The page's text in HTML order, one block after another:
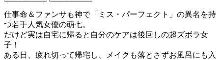
仕事命＆ファンサも神で「ミス・パーフェクト」の異名を持
つ若手人気女優の萌七。
だけど実は自宅に帰ると自分のケアは後回しの超ズボラ女
子！
ある日、疲れ切って帰宅し、メイクも落とさずお風呂にも入